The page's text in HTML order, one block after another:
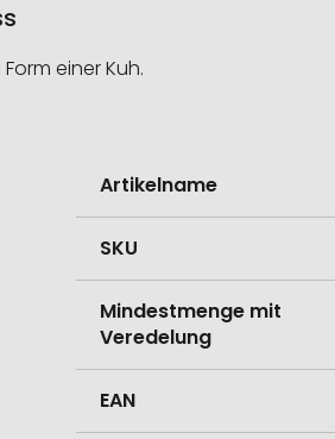
einer Kuh.
Informationen
Artikelname
SKU
Mindestmenge mit
Veredelung
EAN